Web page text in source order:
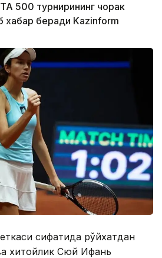
500 турнирининг чорак
хабар беради Kazinform
сифатида рўйхатдан
хитойлик Сюй Ифань